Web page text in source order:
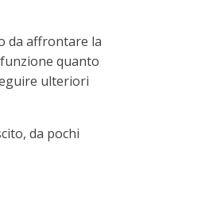
da affrontare la
quanto
ulteriori
da pochi